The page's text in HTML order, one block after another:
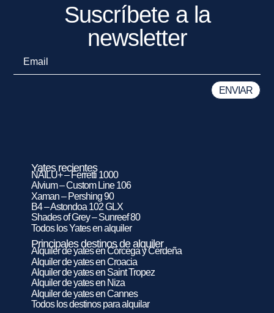
Suscríbete a la
newsletter
Yates recientes
NAILU+ – Ferretti 1000
Alvium – Custom Line 106
Xaman – Pershing 90
B4 – Astondoa 102 GLX
Shades of Grey – Sunreef 80
Todos los Yates en alquiler
Principales destinos de alquiler
Alquiler de yates en Córcega y Cerdeña
Alquiler de yates en Croacia
Alquiler de yates en Saint Tropez
Alquiler de yates en Niza
Alquiler de yates en Cannes
Todos los destinos para alquilar